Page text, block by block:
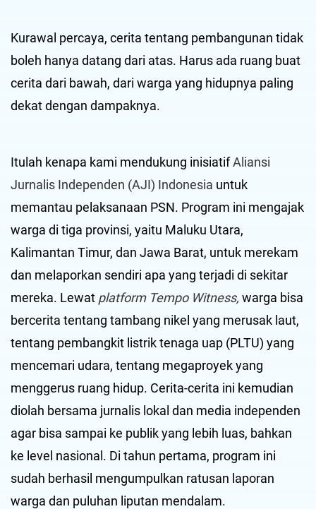
Kurawal percaya, cerita tentang pembangunan tidak
boleh hanya datang dari atas. Harus ada ruang buat
cerita dari bawah, dari warga yang hidupnya paling
dekat dengan dampaknya.
Itulah kenapa kami mendukung inisiatifAliansi
Jurnalis Independen (AJI) Indonesia untuk
memantau pelaksanaan PSN. Program ini mengajak
warga di tiga provinsi, yaitu Maluku Utara,
Kalimantan Timur, dan Jawa Barat, untuk merekam
dan melaporkan sendiri apa yang terjadi di sekitar
mereka. Lewat platform Tempo Witness, warga bisa
bercerita tentang tambang nikel yang merusak laut,
tentang pembangkit listrik tenaga uap (PLTU) yang
mencemari udara, tentang megaproyek yang
menggerus ruang hidup. Cerita-cerita ini kemudian
diolah bersama jurnalis lokal dan media independen
agar bisa sampai ke publik yang lebih luas, bahkan
ke level nasional. Di tahun pertama, program ini
sudah berhasil mengumpulkan ratusan laporan
warga dan puluhan liputan mendalam.